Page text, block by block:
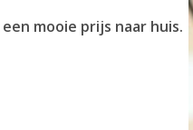
mooie prijs naar huis.